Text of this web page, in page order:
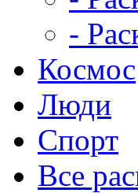
-
Космос
Люди
Спорт
Все